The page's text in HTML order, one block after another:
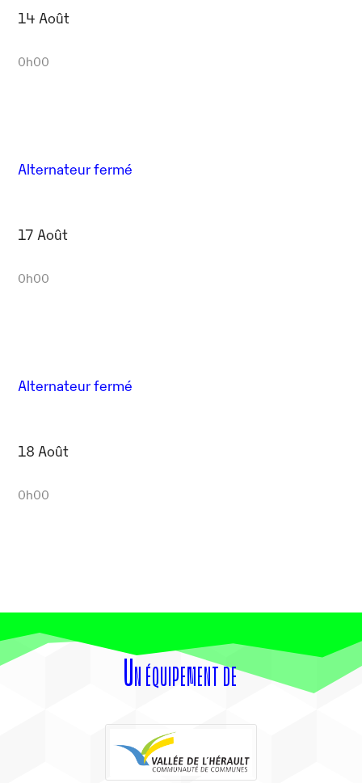
14 Août
0h00
Alternateur fermé
17 Août
0h00
Alternateur fermé
18 Août
0h00
Un équipement de